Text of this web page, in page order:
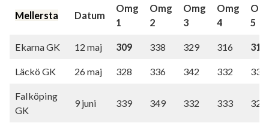
Mellersta Datum
Omg
1
Omg
2
Omg
3
Omg
4
5
Ekarna GK 12 maj 309 338 329 316 315
Läckö GK 26 maj 328 336 342 332 331
Falköping
GK
9 juni 339 349 332 333 324